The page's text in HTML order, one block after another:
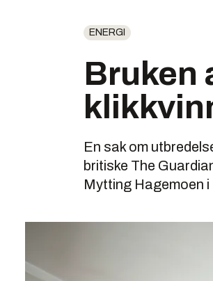
ENERGI
Bruken
En sak om
britiske The
Mytting Hagemoen